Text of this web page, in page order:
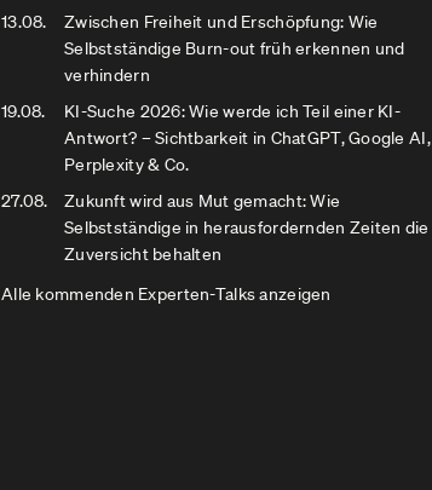
13.08.
Zwischen Freiheit und Erschöpfung: Wie
Selbstständige Burn-out früh erkennen und
verhindern
19.08.
KI-Suche 2026: Wie werde ich Teil einer KI-
Antwort? – Sichtbarkeit in ChatGPT, Google AI,
Perplexity & Co.
27.08.
Zukunft wird aus Mut gemacht: Wie
Selbstständige in herausfordernden Zeiten die
Zuversicht behalten
Alle kommenden Experten-Talks anzeigen